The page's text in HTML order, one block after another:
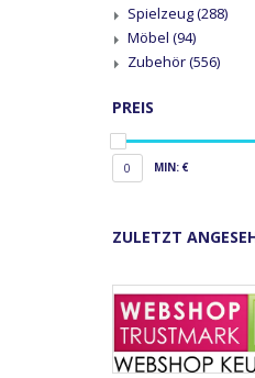
Spielzeug(288)
Möbel (94)
Zubehör(556)
PREIS
0 MIN: €
ZULETZT